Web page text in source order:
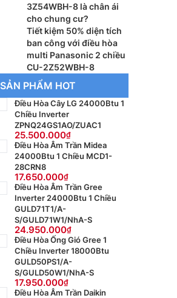
3Z54WBH-8 là chân ái
cho chung cư?
Tiết kiệm 50% diện tích
ban công với điều hòa
multi Panasonic 2 chiều
CU-2Z52WBH-8
SẢN PHẨM HOT
Điều Hòa Cây LG 24000Btu 1
Chiều Inverter
ZPNQ24GS1AO/ZUAC1
25.500.000
Điều Hòa Âm Trần Midea
24000Btu 1 Chiều MCD1-
28CRN8
17.650.000
Điều Hòa Âm Trần Gree
Inverter 24000Btu 1 Chiều
GULD71T1/A-
S/GULD71W1/NhA-S
24.950.000
Điều Hòa Ống Gió Gree 1
Chiều Inverter 18000Btu
GULD50PS1/A-
S/GULD50W1/NhA-S
17.950.000
Điều Hòa Âm Trần Daikin